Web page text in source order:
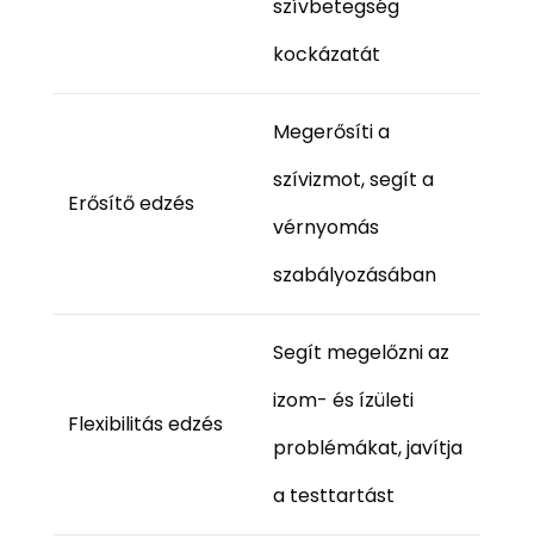
szívbetegség
kockázatát
Erősítő edzés
Megerősíti a
szívizmot, segít a
vérnyomás
szabályozásában
Flexibilitás edzés
Segít megelőzni az
izom- és ízületi
problémákat, javítja
a testtartást